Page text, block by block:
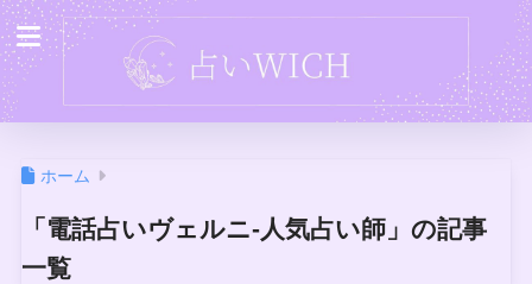
ホーム
「電話占いヴェルニ-人気占い師」の記事
一覧